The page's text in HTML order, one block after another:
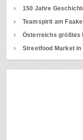
150 Jahre
Teamspirit am
Österreichs größtes
Streetfood Market in